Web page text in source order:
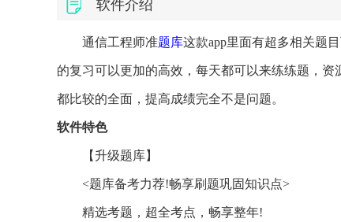
软件介绍
通信工程师准题库这款app里面有超多相关题
的复习可以更加的高效，每天都可以来练练题，
都比较的全面，提高成绩完全不是问题。
软件特色
【升级题库】
<题库备考力荐!畅享刷题巩固知识点>
精选考题，超全考点，畅享整年!